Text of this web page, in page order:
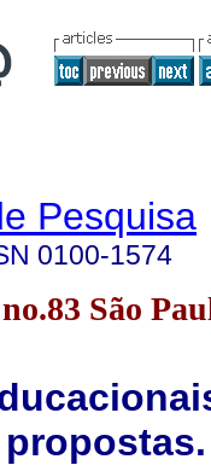
Pesquisa
0100-1574
São